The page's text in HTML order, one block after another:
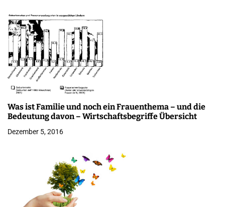
i
o
n
Was ist Familie und noch ein Frauenthema – und die
Bedeutung davon – Wirtschaftsbegriffe Übersicht
Dezember 5, 2016